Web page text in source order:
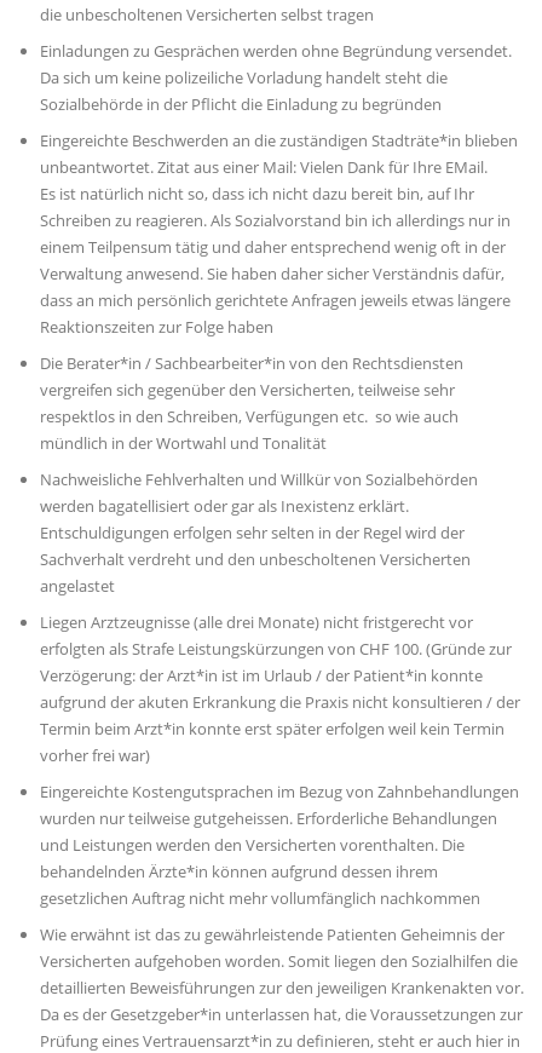
die unbescholtenen Versicherten selbst tragen
Einladungen zu Gesprächen werden ohne Begründung versendet.
Da sich um keine polizeiliche Vorladung handelt steht die
Sozialbehörde in der Pflicht die Einladung zu begründen
Eingereichte Beschwerden an die zuständigen Stadträte*in blieben
unbeantwortet. Zitat aus einer Mail: Vielen Dank für Ihre EMail.
Es ist natürlich nicht so, dass ich nicht dazu bereit bin, auf Ihr
Schreiben zu reagieren. Als Sozialvorstand bin ich allerdings nur in
einem Teilpensum tätig und daher entsprechend wenig oft in der
Verwaltung anwesend. Sie haben daher sicher Verständnis dafür,
dass an mich persönlich gerichtete Anfragen jeweils etwas längere
Reaktionszeiten zur Folge haben
Die Berater*in / Sachbearbeiter*in von den Rechtsdiensten
vergreifen sich gegenüber den Versicherten, teilweise sehr
respektlos in den Schreiben, Verfügungen etc. so wie auch
mündlich in der Wortwahl und Tonalität
Nachweisliche Fehlverhalten und Willkür von Sozialbehörden
werden bagatellisiert oder gar als Inexistenz erklärt.
Entschuldigungen erfolgen sehr selten in der Regel wird der
Sachverhalt verdreht und den unbescholtenen Versicherten
angelastet
Liegen Arztzeugnisse (alle drei Monate) nicht fristgerecht vor
erfolgten als Strafe Leistungskürzungen von CHF 100. (Gründe zur
Verzögerung: der Arzt*in ist im Urlaub / der Patient*in konnte
aufgrund der akuten Erkrankung die Praxis nicht konsultieren / der
Termin beim Arzt*in konnte erst später erfolgen weil kein Termin
vorher frei war)
Eingereichte Kostengutsprachen im Bezug von Zahnbehandlungen
wurden nur teilweise gutgeheissen. Erforderliche Behandlungen
und Leistungen werden den Versicherten vorenthalten. Die
behandelnden Ärzte*in können aufgrund dessen ihrem
gesetzlichen Auftrag nicht mehr vollumfänglich nachkommen
Wie erwähnt ist das zu gewährleistende Patienten Geheimnis der
Versicherten aufgehoben worden. Somit liegen den Sozialhilfen die
detaillierten Beweisführungen zur den jeweiligen Krankenakten vor.
Da es der Gesetzgeber*in unterlassen hat, die Voraussetzungen zur
Prüfung eines Vertrauensarzt*in zu definieren, steht er auch hier in